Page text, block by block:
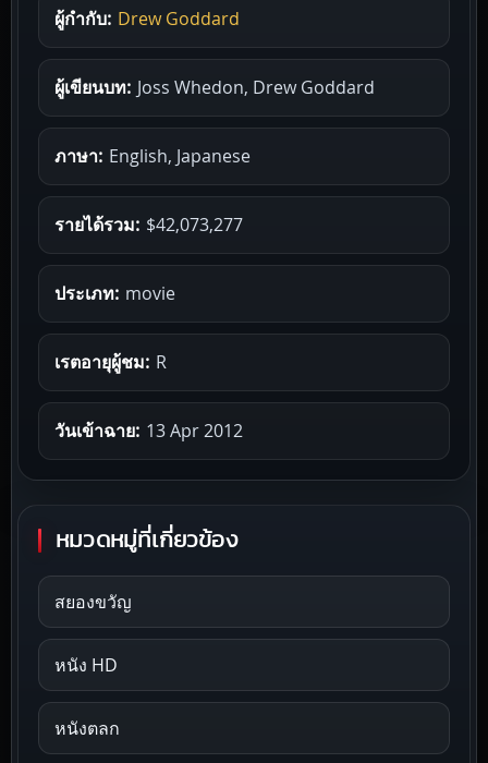
ผู้กำกับ: Drew Goddard
ผู้เขียนบท: Joss Whedon, Drew Goddard
ภาษา: English, Japanese
รายได้รวม: $42,073,277
ประเภท: movie
เรตอายุผู้ชม: R
วันเข้าฉาย: 13 Apr 2012
หมวดหมู่ที่เกี่ยวข้อง
สยองขวัญ
หนัง HD
หนังตลก